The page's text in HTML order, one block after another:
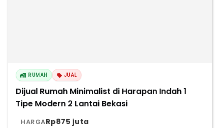
RUMAH JUAL
Dijual Rumah Minimalist di Harapan Indah 1
Tipe Modern 2 Lantai Bekasi
HARGARp875 juta